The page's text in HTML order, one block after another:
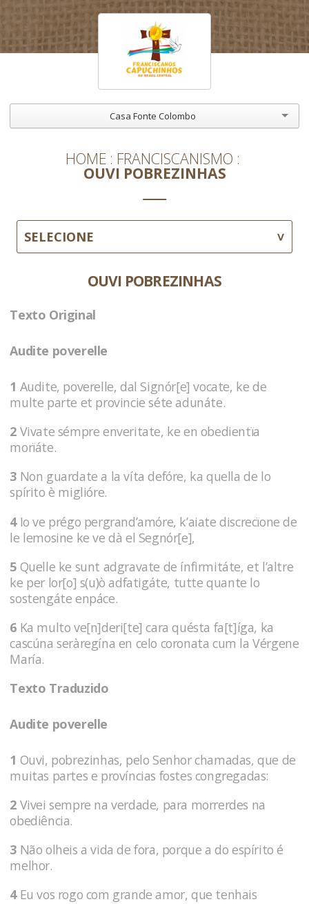
Casa Fonte Colombo
HOME FRANCISCANISMO
OUVI POBREZINHAS
SELECIONE
OUVI POBREZINHAS
Texto Original
Audite poverelle
1 Audite, poverelle, dal Signór[e] vocate, ke de
multe parte et provincie séte adunáte.
2 Vivate sémpre enveritate, ke en obedientïa
morïáte.
3 Non guardate a la víta defóre, ka quella de lo
spírito è miglióre.
4Io ve prégo pergrand’amóre, k’aiate discrecïone de
le lemosine ke ve dà el Segnór[e],
5 Quelle ke sunt adgravate de ínfirmitáte, et l’altre
ke per lor[o] s(u)ò adfatigáte, tutte quante lo
sostengáte enpáce.
6 Ka multo ve[n]deri[te] cara quésta fa[t]íga, ka
cascúna seràregína en celo coronata cum la Vérgene
María.
Texto Traduzido
Audite poverelle
1 Ouvi, pobrezinhas, pelo Senhor chamadas, que de
muitas partes e províncias fostes congregadas:
2 Vivei sempre na verdade, para morrerdes na
obediência.
3 Não olheis a vida de fora, porque a do espírito é
melhor.
4Eu vos rogo com grande amor, que tenhais